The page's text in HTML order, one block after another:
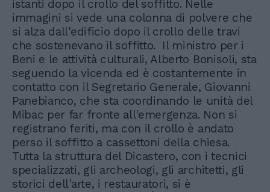
istanti dopo il crollo del soffitto. Nelle
immagini si vede una colonna di polvere che
si alza dall'edificio dopo il crollo delle travi
che sostenevano il soffitto. Il ministro per i
Beni e le attività culturali, Alberto Bonisoli, sta
seguendo la vicenda ed è costantemente in
contatto con il Segretario Generale, Giovanni
Panebianco, che sta coordinando le unità del
Mibac per far fronte all'emergenza. Non si
registrano feriti, ma con il crollo è andato
perso il soffitto a cassettoni della chiesa.
Tutta la struttura del Dicastero, con i tecnici
specializzati, gli archeologi, gli architetti, gli
storici dell'arte, i restauratori, si è